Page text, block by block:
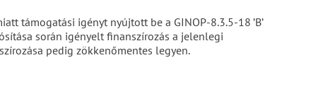
támogatási igényt nyújtott be a GINOP-8.3.5-18 ’B’
során igényelt finanszírozás a jelenlegi
pedig zökkenőmentes legyen.